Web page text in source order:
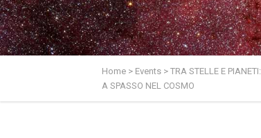
Home > Events > TRA STELLE E PIANETI:
A SPASSO NEL COSMO